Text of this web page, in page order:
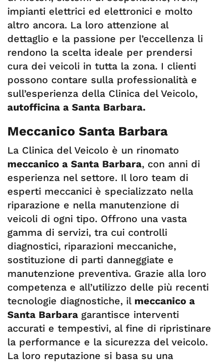
impianti elettrici ed elettronici e molto
altro ancora. La loro attenzione al
dettaglio e la passione per l’eccellenza li
rendono la scelta ideale per prendersi
cura dei veicoli in tutta la zona. I clienti
possono contare sulla professionalità e
sull’esperienza della Clinica del Veicolo,
autofficina a Santa Barbara.
Meccanico Santa Barbara
La Clinica del Veicolo è un rinomato
meccanico a Santa Barbara, con anni di
esperienza nel settore. Il loro team di
esperti meccanici è specializzato nella
riparazione e nella manutenzione di
veicoli di ogni tipo. Offrono una vasta
gamma di servizi, tra cui controlli
diagnostici, riparazioni meccaniche,
sostituzione di parti danneggiate e
manutenzione preventiva. Grazie alla loro
competenza e all’utilizzo delle più recenti
tecnologie diagnostiche, il meccanico a
Santa Barbara garantisce interventi
accurati e tempestivi, al fine di ripristinare
la performance e la sicurezza del veicolo.
La loro reputazione si basa su una